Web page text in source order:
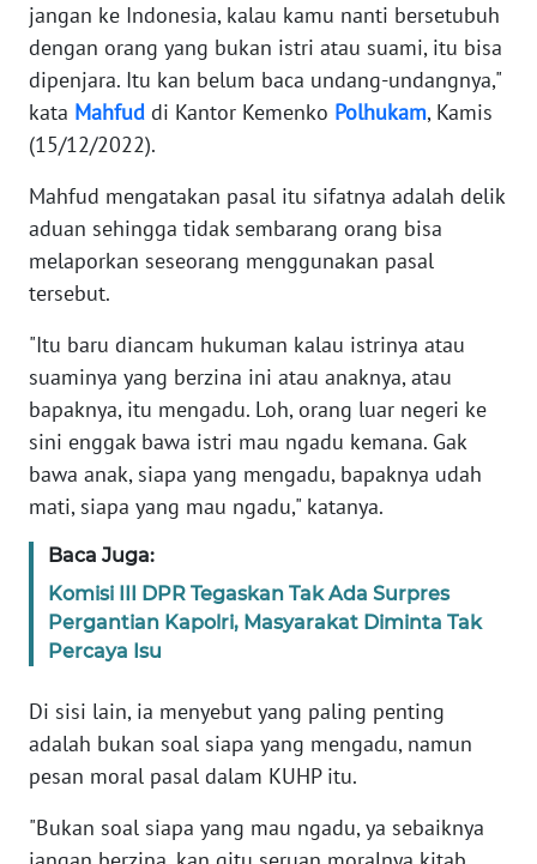
jangan ke Indonesia, kalau kamu nanti bersetubuh
dengan orang yang bukan istri atau suami, itu bisa
dipenjara. Itu kan belum baca undang-undangnya,"
kata Mahfud di Kantor Kemenko Polhukam, Kamis
(15/12/2022).
Mahfud mengatakan pasal itu sifatnya adalah delik
aduan sehingga tidak sembarang orang bisa
melaporkan seseorang menggunakan pasal
tersebut.
"Itu baru diancam hukuman kalau istrinya atau
suaminya yang berzina ini atau anaknya, atau
bapaknya, itu mengadu. Loh, orang luar negeri ke
sini enggak bawa istri mau ngadu kemana. Gak
bawa anak, siapa yang mengadu, bapaknya udah
mati, siapa yang mau ngadu," katanya.
Baca Juga:
Komisi III DPR Tegaskan Tak Ada Surpres
Pergantian Kapolri, Masyarakat Diminta Tak
Percaya Isu
Di sisi lain, ia menyebut yang paling penting
adalah bukan soal siapa yang mengadu, namun
pesan moral pasal dalam KUHP itu.
"Bukan soal siapa yang mau ngadu, ya sebaiknya
HEALTH
WAHANA
DESA
WISATA
MAWAKA
MARTABAT
FORJASIDA
TAMBANG
NEWS
JURNAL
FISUELRI
BERKAT
NEWS
NEWS